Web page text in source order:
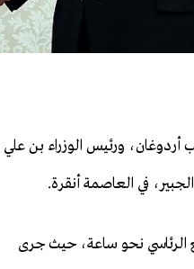
ورئيس الوزراء بن علي
في العاصمة أنقرة.
الرئاسي نحو ساعة، حيث جرى